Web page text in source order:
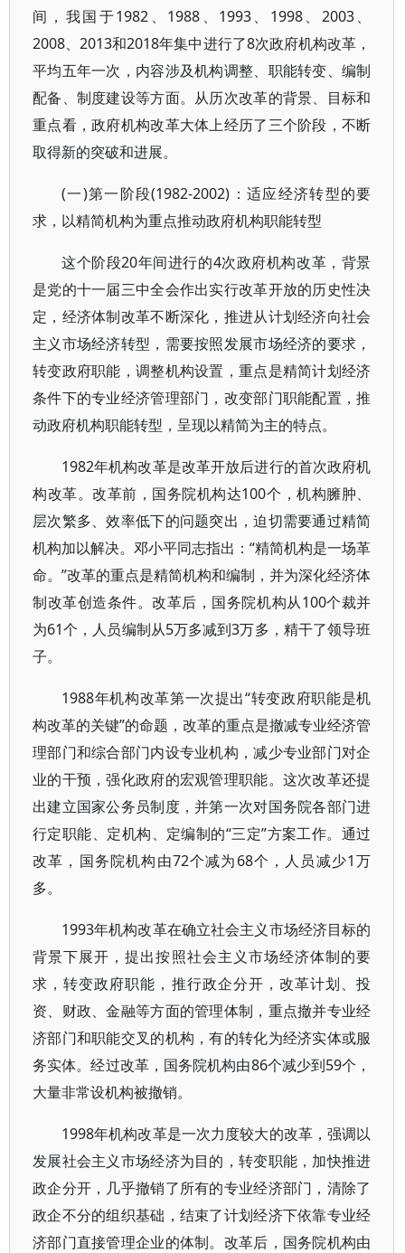
间，我国于1982、1988、1993、1998、2003、
2008、2013和2018年集中进行了8次政府机构改革，
平均五年一次，内容涉及机构调整、职能转变、编制
配备、制度建设等方面。从历次改革的背景、目标和
重点看，政府机构改革大体上经历了三个阶段，不断
取得新的突破和进展。
(一)第一阶段(1982-2002)：适应经济转型的要
求，以精简机构为重点推动政府机构职能转型
这个阶段20年间进行的4次政府机构改革，背景
是党的十一届三中全会作出实行改革开放的历史性决
定，经济体制改革不断深化，推进从计划经济向社会
主义市场经济转型，需要按照发展市场经济的要求，
转变政府职能，调整机构设置，重点是精简计划经济
条件下的专业经济管理部门，改变部门职能配置，推
动政府机构职能转型，呈现以精简为主的特点。
1982年机构改革是改革开放后进行的首次政府机
构改革。改革前，国务院机构达100个，机构臃肿、
层次繁多、效率低下的问题突出，迫切需要通过精简
机构加以解决。邓小平同志指出：“精简机构是一场革
命。”改革的重点是精简机构和编制，并为深化经济体
制改革创造条件。改革后，国务院机构从100个裁并
为61个，人员编制从5万多减到3万多，精干了领导班
子。
1988年机构改革第一次提出“转变政府职能是机
构改革的关键”的命题，改革的重点是撤减专业经济管
理部门和综合部门内设专业机构，减少专业部门对企
业的干预，强化政府的宏观管理职能。这次改革还提
出建立国家公务员制度，并第一次对国务院各部门进
行定职能、定机构、定编制的“三定”方案工作。通过
改革，国务院机构由72个减为68个，人员减少1万
多。
1993年机构改革在确立社会主义市场经济目标的
背景下展开，提出按照社会主义市场经济体制的要
求，转变政府职能，推行政企分开，改革计划、投
资、财政、金融等方面的管理体制，重点撤并专业经
济部门和职能交叉的机构，有的转化为经济实体或服
务实体。经过改革，国务院机构由86个减少到59个，
大量非常设机构被撤销。
1998年机构改革是一次力度较大的改革，强调以
发展社会主义市场经济为目的，转变职能，加快推进
政企分开，几乎撤销了所有的专业经济部门，清除了
政企不分的组织基础，结束了计划经济下依靠专业经
济部门直接管理企业的体制。改革后，国务院机构由